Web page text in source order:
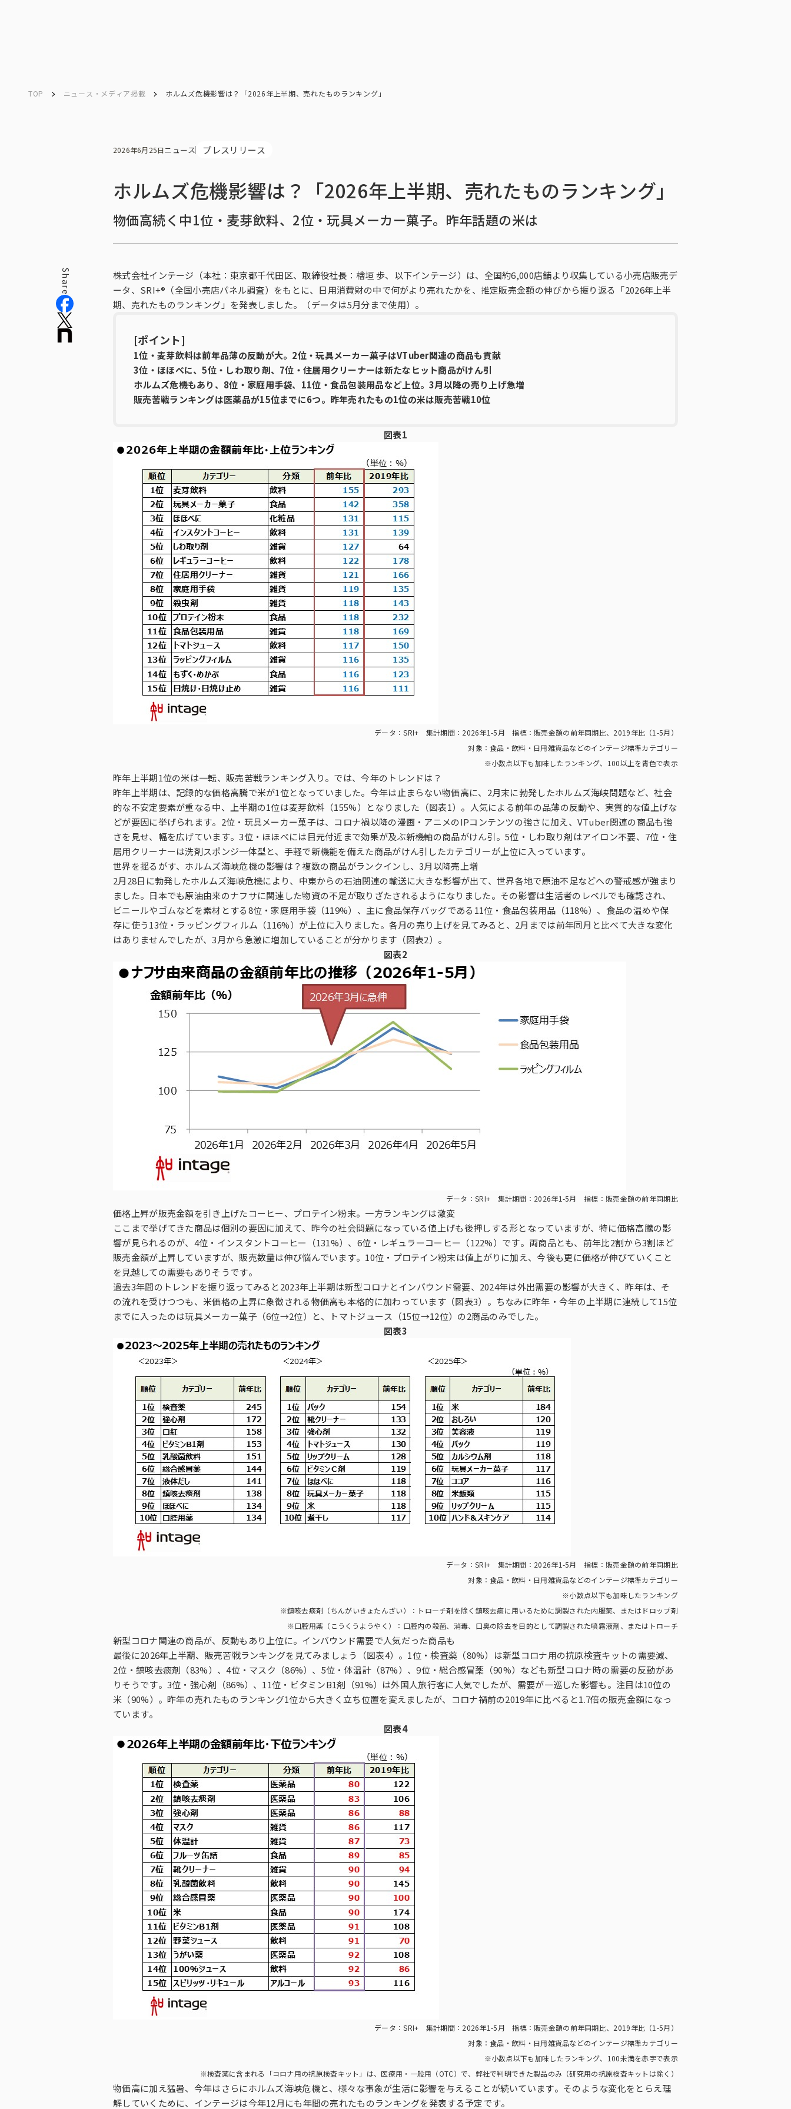
役員紹介 沿革
多様性・ダイバーシティへの取り組
TOP ニュース・メディア掲載 ホルムズ危機影響は？「2026年上半期、売れたものランキング」
2026年6月25日ニュース プレスリリース
ホルムズ危機影響は？「2026年上半期、売れたものランキング」
物価高続く中1位・麦芽飲料、2位・玩具メーカー菓子。昨年話題の米は
Share
株式会社インテージ（本社：東京都千代田区、取締役社長：檜垣 歩、以下インテージ）は、全国約6,000店舗より収集している小売店販売デ
ータ、SRI+®（全国小売店パネル調査）をもとに、日用消費財の中で何がより売れたかを、推定販売金額の伸びから振り返る「2026年上半
期、売れたものランキング」を発表しました。（データは5月分まで使用）。
[ポイント]
1位・麦芽飲料は前年品薄の反動が大。2位・玩具メーカー菓子はVTuber関連の商品も貢献
3位・ほほべに、5位・しわ取り剤、7位・住居用クリーナーは新たなヒット商品がけん引
ホルムズ危機もあり、8位・家庭用手袋、11位・食品包装用品など上位。3月以降の売り上げ急増
販売苦戦ランキングは医薬品が15位までに6つ。昨年売れたもの1位の米は販売苦戦10位
図表1
データ：SRI+ 集計期間：2026年1-5月 指標：販売金額の前年同期比、2019年比（1-5月）
対象：食品・飲料・日用雑貨品などのインテージ標準カテゴリー
※小数点以下も加味したランキング、100以上を青色で表示
昨年上半期1位の米は一転、販売苦戦ランキング入り。では、今年のトレンドは？
昨年上半期は、記録的な価格高騰で米が1位となっていました。今年は止まらない物価高に、2月末に勃発したホルムズ海峡問題など、社会
的な不安定要素が重なる中、上半期の1位は麦芽飲料（155%）となりました（図表1）。人気による前年の品薄の反動や、実質的な値上げな
どが要因に挙げられます。2位・玩具メーカー菓子は、コロナ禍以降の漫画・アニメのIPコンテンツの強さに加え、VTuber関連の商品も強
さを見せ、幅を広げています。3位・ほほべには目元付近まで効果が及ぶ新機軸の商品がけん引。5位・しわ取り剤はアイロン不要、7位・住
居用クリーナーは洗剤スポンジ一体型と、手軽で新機能を備えた商品がけん引したカテゴリーが上位に入っています。
世界を揺るがす、ホルムズ海峡危機の影響は？複数の商品がランクインし、3月以降売上増
2月28日に勃発したホルムズ海峡危機により、中東からの石油関連の輸送に大きな影響が出て、世界各地で原油不足などへの警戒感が強まり
ました。日本でも原油由来のナフサに関連した物資の不足が取りざたされるようになりました。その影響は生活者のレベルでも確認され、
ビニールやゴムなどを素材とする8位・家庭用手袋（119%）、主に食品保存バッグである11位・食品包装用品（118%）、食品の温めや保
存に使う13位・ラッピングフィルム（116%）が上位に入りました。各月の売り上げを見てみると、2月までは前年同月と比べて大きな変化
はありませんでしたが、3月から急激に増加していることが分かります（図表2）。
図表2
データ：SRI+ 集計期間：2026年1-5月 指標：販売金額の前年同期比
価格上昇が販売金額を引き上げたコーヒー、プロテイン粉末。一方ランキングは激変
ここまで挙げてきた商品は個別の要因に加えて、昨今の社会問題になっている値上げも後押しする形となっていますが、特に価格高騰の影
響が見られるのが、4位・インスタントコーヒー（131%）、6位・レギュラーコーヒー（122%）です。両商品とも、前年比2割から3割ほど
販売金額が上昇していますが、販売数量は伸び悩んでいます。10位・プロテイン粉末は値上がりに加え、今後も更に価格が伸びていくこと
を見越しての需要もありそうです。
過去3年間のトレンドを振り返ってみると2023年上半期は新型コロナとインバウンド需要、2024年は外出需要の影響が大きく、昨年は、そ
の流れを受けつつも、米価格の上昇に象徴される物価高も本格的に加わっています（図表3）。ちなみに昨年・今年の上半期に連続して15位
までに入ったのは玩具メーカー菓子（6位→2位）と、トマトジュース（15位→12位）の2商品のみでした。
図表3
データ：SRI+ 集計期間：2026年1-5月 指標：販売金額の前年同期比
対象：食品・飲料・日用雑貨品などのインテージ標準カテゴリー
※小数点以下も加味したランキング
※鎮咳去痰剤（ちんがいきょたんざい）：トローチ剤を除く鎮咳去痰に用いるために調製された内服薬、またはドロップ剤
※口腔用薬（こうくうようやく）：口腔内の殺菌、消毒、口臭の除去を目的として調製された噴霧液剤、またはトローチ
新型コロナ関連の商品が、反動もあり上位に。インバウンド需要で人気だった商品も
最後に2026年上半期、販売苦戦ランキングを見てみましょう（図表4）。1位・検査薬（80%）は新型コロナ用の抗原検査キットの需要減、
2位・鎮咳去痰剤（83%）、4位・マスク（86%）、5位・体温計（87%）、9位・総合感冒薬（90%）なども新型コロナ時の需要の反動があ
りそうです。3位・強心剤（86%）、11位・ビタミンB1剤（91%）は外国人旅行客に人気でしたが、需要が一巡した影響も。注目は10位の
米（90%）。昨年の売れたものランキング1位から大きく立ち位置を変えましたが、コロナ禍前の2019年に比べると1.7倍の販売金額になっ
ています。
図表4
データ：SRI+ 集計期間：2026年1-5月 指標：販売金額の前年同期比、2019年比（1-5月）
対象：食品・飲料・日用雑貨品などのインテージ標準カテゴリー
※小数点以下も加味したランキング、100未満を赤字で表示
※検査薬に含まれる「コロナ用の抗原検査キット」は、医療用・一般用（OTC）で、弊社で判明できた製品のみ（研究用の抗原検査キットは除く）
物価高に加え猛暑、今年はさらにホルムズ海峡危機と、様々な事象が生活に影響を与えることが続いています。そのような変化をとらえ理
解していくために、インテージは今年12月にも年間の売れたものランキングを発表する予定です。